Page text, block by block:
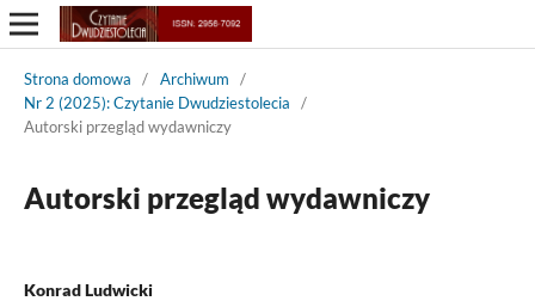
Strona domowa / Archiwum
/
Nr 2 (2025): Czytanie Dwudziestolecia
/
Autorski przegląd wydawniczy
Autorski przegląd wydawniczy
Konrad Ludwicki